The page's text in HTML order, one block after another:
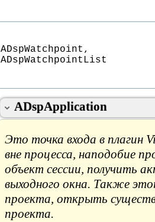
ADspWatchpoint,
ADspWatchpointList
ADspApplication
Это точка входа в плагин
вне процесса, наподобие
объект сессии, получить
выходного окна. Также
проекта, открыть
проекта.